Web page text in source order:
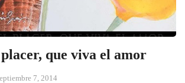
que viva el amor
7, 2014